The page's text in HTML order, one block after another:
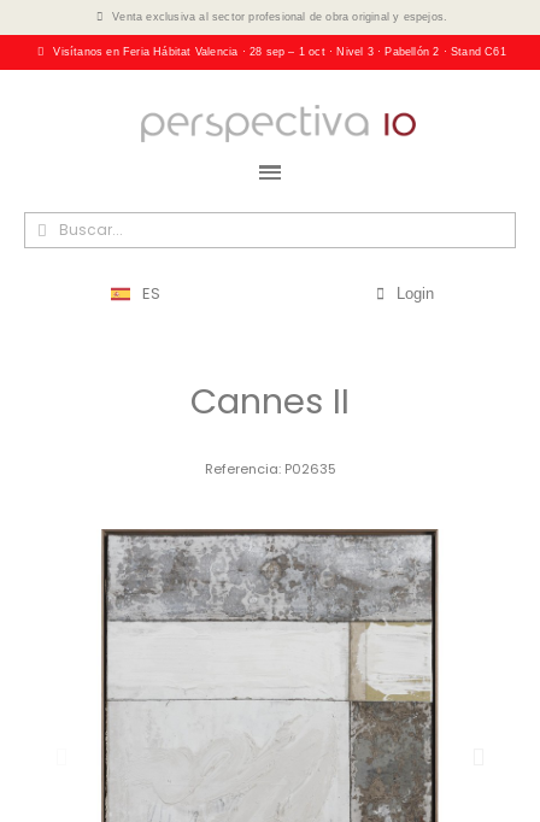
Venta exclusiva al sector profesional de obra original y espejos.
Visítanos en Feria Hábitat Valencia · 28 sep – 1 oct · Nivel 3 · Pabellón 2 · Stand C61
ES Login
Cannes II
Referencia P02635